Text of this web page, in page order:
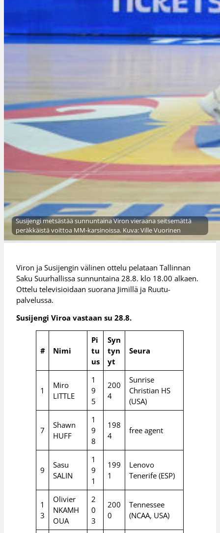
Susijengi metsästää sunnuntaina Viron vieraana seitsemättä
peräkkäistä voittoa MM-karsinoissa. Kuva: Ville Vuorinen
Viron ja Susijengin välinen ottelu pelataan Tallinnan
Saku Suurhallissa sunnuntaina 28.8. klo 18.00 alkaen.
Ottelu televisioidaan suorana Jimillä ja Ruutu-
palvelussa.
Susijengi Viroa vastaan su 28.8.
# Nimi
Pi
tu
us
Syn
tyn
yt
Seura
1
Miro
LITTLE
1
9
5
200
4
Sunrise
Christian HS
(USA)
7
Shawn
HUFF
1
9
8
198
4
free agent
9
Sasu
SALIN
1
9
1
199
1
Lenovo
Tenerife (ESP)
1
3
Olivier
NKAMH
OUA
2
0
3
200
0
Tennessee
(NCAA, USA)